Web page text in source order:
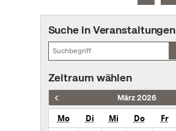
Suche in Veranstaltungen
Zeitraum wählen
März 2026
Mo Di Mi Do Fr